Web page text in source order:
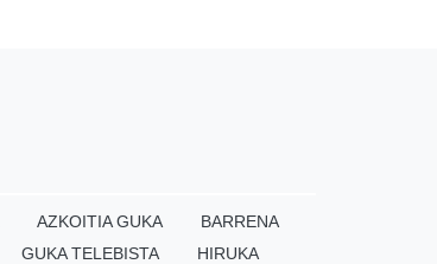
AZKOITIA GUKA
BARRENA
GUKA TELEBISTA HIRUKA